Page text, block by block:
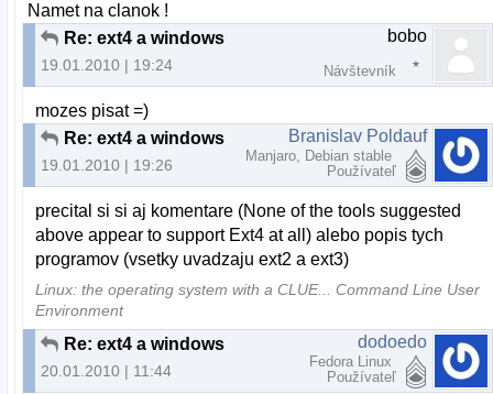
Namet na clanok !
Re: ext4 a windows
19.01.2010 | 19:24
bobo
Návštevník
mozes pisat =)
Re: ext4 a windows
19.01.2010 | 19:26
Branislav Poldauf
Manjaro, Debian stable
Používateľ
precital si si aj komentare (None of the tools suggested
above appear to support Ext4 at all) alebo popis tych
programov (vsetky uvadzaju ext2 a ext3)
Linux: the operating system with a CLUE... Command Line User
Environment
Re: ext4 a windows
20.01.2010 | 11:44
dodoedo
Fedora Linux
Používateľ